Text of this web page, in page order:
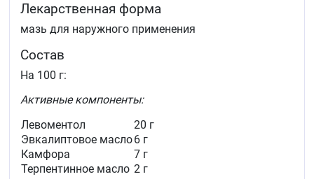
Лекарственная форма
мазь для наружного применения
Состав
На 100 г:
Активные компоненты:
Левоментол
20 г
Эвкалиптовое масло6 г
Камфора
7 г
Терпентинное масло 2 г